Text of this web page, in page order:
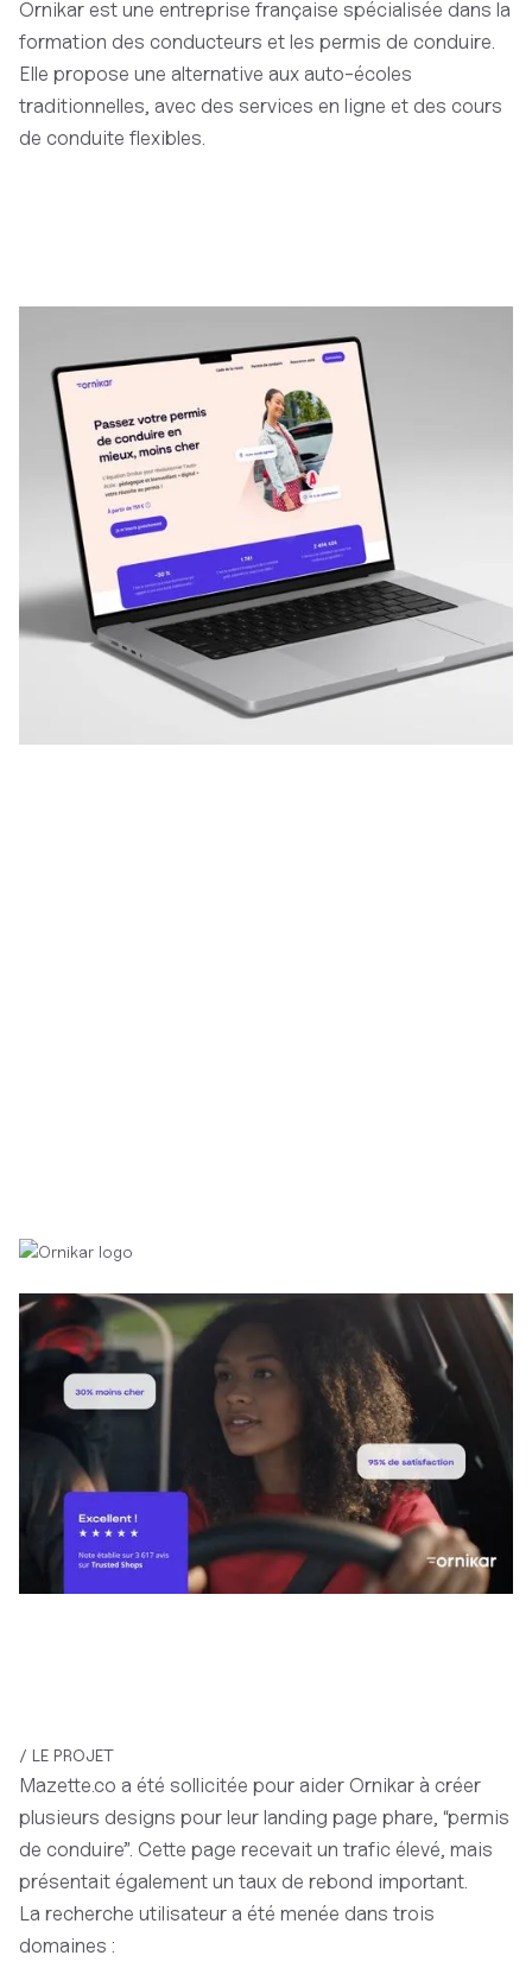
Ornikar est une entreprise française spécialisée dans la
formation des conducteurs et les permis de conduire.
Elle propose une alternative aux auto-écoles
traditionnelles, avec des services en ligne et des cours
de conduite flexibles.
/ LE PROJET
Mazette.co a été sollicitée pour aider Ornikar à créer
plusieurs designs pour leur landing page phare, “permis
de conduire”. Cette page recevait un trafic élevé, mais
présentait également un taux de rebond important.
La recherche utilisateur a été menée dans trois
domaines :